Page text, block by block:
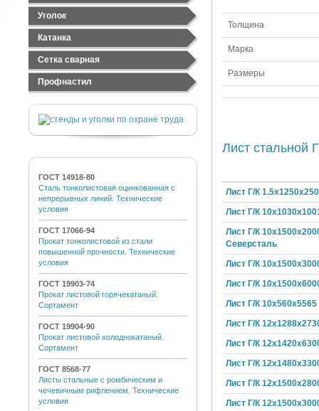
Лист рифленый
Труба электросварная
Труба ВГП
Швеллер стальной
Швеллер гнутый
Уголок
Уголок равнополочный
Уголок неравнополочный
Катанка
Сетка сварная
Сетка стальная тканная
Сетка стальная сварная
Сетка сварная оцинкованная
Профнастил
Профнастил оцинкованный
ГОСТ 14918-80
Сталь тонколистовая оцинкованная с
непрерывных линий. Технические
условия
ГОСТ 17066-94
Прокат тонколистовой из стали
повышенной прочности. Технические
условия
ГОСТ 19903-74
Прокат листовой горячекатаный.
Сортамент
ГОСТ 19904-90
Прокат листовой холоднокатаный.
Сортамент
ГОСТ 8568-77
Листы стальные с ромбическим и
чечевичным рифлением. Технические
условия
Толщина
Марка
Размеры
Лист стальной
Лист Г/К
Лист Г/К
Лист Г/К
Северсталь
Лист Г/К
Лист Г/К
Лист Г/К 10х560х5565
Лист Г/К
Лист Г/К
Лист Г/К
Лист Г/К
Лист Г/К